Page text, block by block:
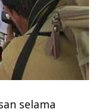
selama